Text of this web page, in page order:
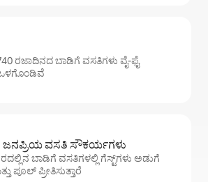
ರಜಾದಿನದ ಬಾಡಿಗೆ ವಸತಿಗಳು ವೈ-ಫೈ
ಒಳಗೊಂಡಿವೆ
ಜನಪ್ರಿಯ ವಸತಿ ಸೌಕರ್ಯಗಳು
ಬಾಡಿಗೆ ವಸತಿಗಳಲ್ಲಿ ಗೆಸ್ಟ್‌ಗಳು ಅಡುಗೆ
ಪೂಲ್ ಪ್ರೀತಿಸುತ್ತಾರೆ